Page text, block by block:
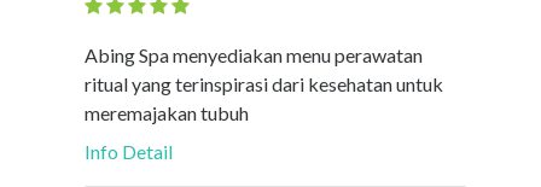
Abing Spa menyediakan menu perawatan
ritual yang terinspirasi dari kesehatan untuk
meremajakan tubuh
Info Detail